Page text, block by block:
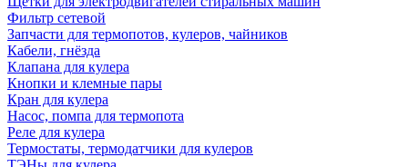
Фильтр сетевой
Запчасти для термопотов, кулеров, чайников
Кабели, гнёзда
Клапана для кулера
Кнопки и клемные пары
Кран для кулера
Насос, помпа для термопота
Реле для кулера
Термостаты, термодатчики для кулеров